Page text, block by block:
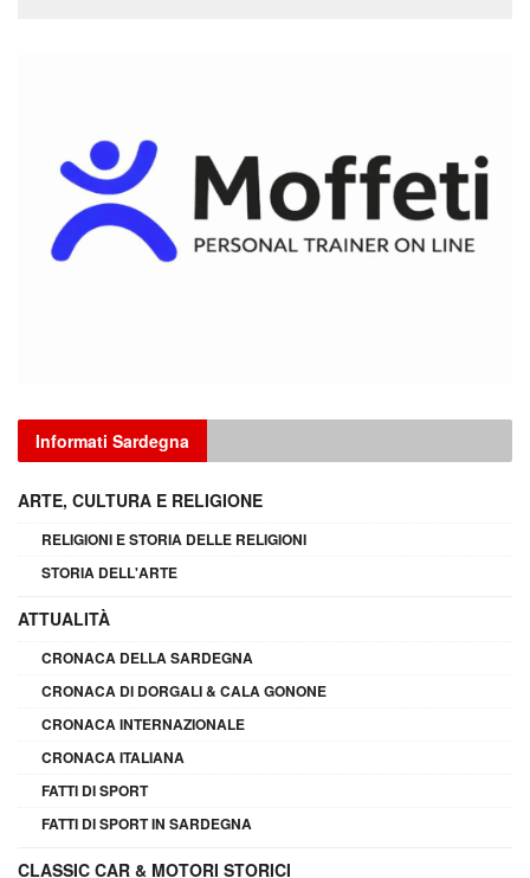
Informati Sardegna
ARTE, CULTURA E RELIGIONE
RELIGIONI E STORIA DELLE RELIGIONI
STORIA DELL'ARTE
ATTUALITÀ
CRONACA DELLA SARDEGNA
CRONACA DI DORGALI & CALA GONONE
CRONACA INTERNAZIONALE
CRONACA ITALIANA
FATTI DI SPORT
FATTI DI SPORT IN SARDEGNA
CLASSIC CAR & MOTORI STORICI